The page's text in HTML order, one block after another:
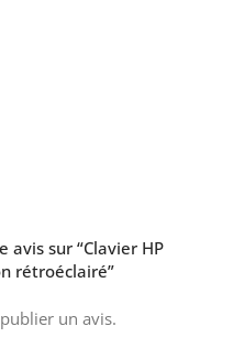
avis sur “Clavier HP
rétroéclairé”
un avis.